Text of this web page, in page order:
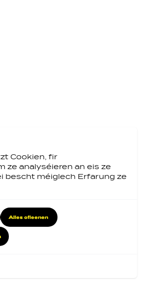
Cookien, fir
ze analyséieren an eis ze
bescht méiglech Erfarung ze
Alles ofleenen